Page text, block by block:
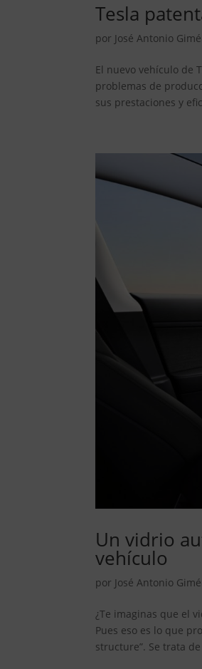
Tesla
por José Antonio
El nuevo vehículo de
problemas de
sus prestaciones y
Un vidrio
vehículo
por José Antonio
¿Te imaginas que el
Pues eso es lo que
structure”. Se trata